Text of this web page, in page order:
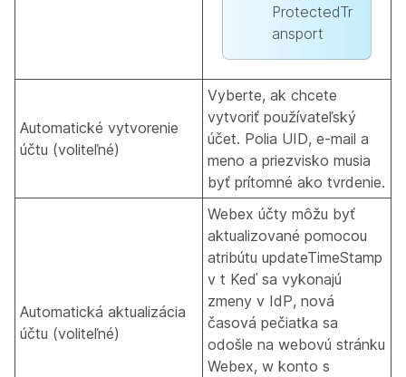
ProtectedTr
ansport
Automatické vytvorenie
účtu (voliteľné)
Vyberte, ak chcete
vytvoriť používateľský
účet. Polia UID, e-mail a
meno a priezvisko musia
byť prítomné ako tvrdenie.
Automatická aktualizácia
účtu (voliteľné)
Webex účty môžu byť
aktualizované pomocou
atribútu updateTimeStamp
v t Keď sa vykonajú
zmeny v IdP, nová
časová pečiatka sa
odošle na webovú stránku
Webex, w konto s